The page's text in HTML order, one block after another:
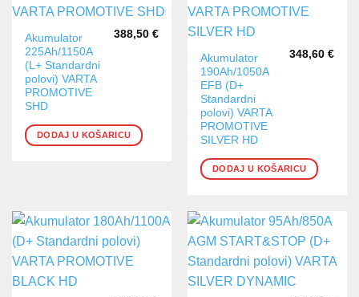
Akumulator
225Ah/1150A
(L+ Standardni
polovi) VARTA
PROMOTIVE
SHD
388,50 €
DODAJ U KOŠARICU
Akumulator
190Ah/1050A
EFB (D+
Standardni
polovi) VARTA
PROMOTIVE
SILVER HD
348,60 €
DODAJ U KOŠARICU